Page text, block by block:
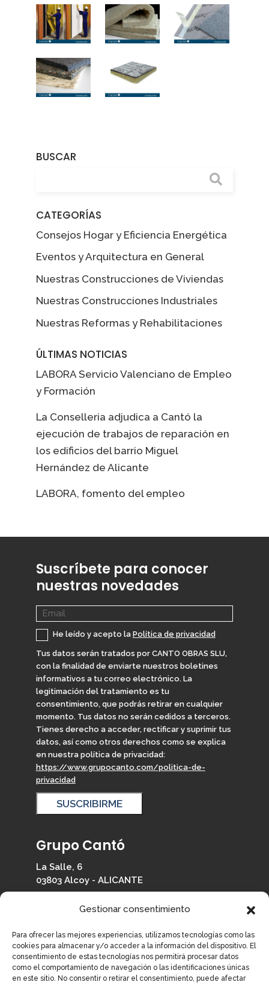
Gestionar consentimiento
Para ofrecer las mejores experiencias, utilizamos tecnologías como las
cookies para almacenar y/o acceder a la información del dispositivo. El
consentimiento de estas tecnologías nos permitirá procesar datos
como el comportamiento de navegación o las identificaciones únicas
en este sitio. No consentir o retirar el consentimiento, puede afectar
BUSCAR
CATEGORÍAS
Consejos Hogar y Eficiencia Energética
Eventos y Arquitectura en General
Nuestras Construcciones de Viviendas
Nuestras Construcciones Industriales
Nuestras Reformas y Rehabilitaciones
ÚLTIMAS NOTICIAS
LABORA Servicio Valenciano de Empleo
y Formación
La Conselleria adjudica a Cantó la
ejecución de trabajos de reparación en
los edificios del barrio Miguel
Hernández de Alicante
LABORA, fomento del empleo
Suscríbete para conocer
nuestras novedades
He leído y acepto la Política de privacidad
Tus datos serán tratados por CANTO OBRAS SLU,
con la finalidad de enviarte nuestros boletines
informativos a tu correo electrónico. La
legitimación del tratamiento es tu
consentimiento, que podrás retirar en cualquier
momento. Tus datos no serán cedidos a terceros.
Tienes derecho a acceder, rectificar y suprimir tus
datos, así como otros derechos como se explica
en nuestra política de privacidad:
https://www.grupocanto.com/politica-de-
privacidad
Grupo Cantó
La Salle, 6
03803 Alcoy - ALICANTE